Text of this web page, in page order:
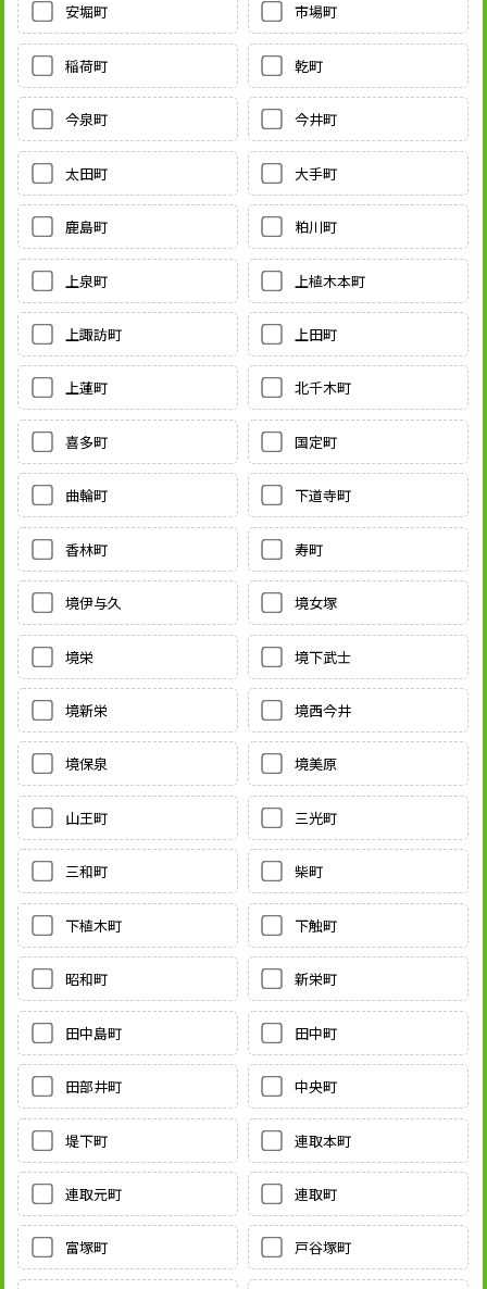
安堀町 市場町
稲荷町 乾町
今泉町 今井町
太田町 大手町
鹿島町 粕川町
上泉町 上植木本町
上諏訪町 上田町
上蓮町 北千木町
喜多町 国定町
曲輪町 下道寺町
香林町 寿町
境伊与久 境女塚
境栄 境下武士
境新栄 境西今井
境保泉 境美原
山王町 三光町
三和町 柴町
下植木町 下触町
昭和町 新栄町
田中島町 田中町
田部井町 中央町
堤下町 連取本町
連取元町 連取町
富塚町 戸谷塚町